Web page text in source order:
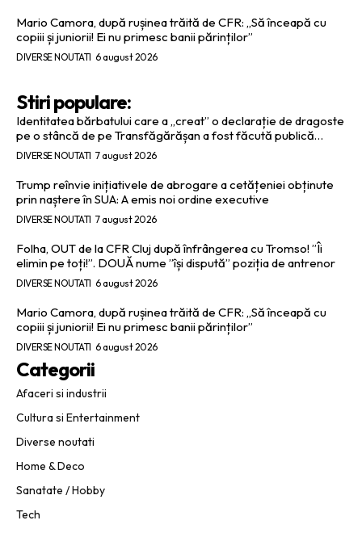
Mario Camora, după rușinea trăită de CFR: „Să înceapă cu
copiii și juniorii! Ei nu primesc banii părinților”
DIVERSE NOUTATI 6 august 2026
Stiri populare:
Identitatea bărbatului care a „creat” o declarație de dragoste
pe o stâncă de pe Transfăgărășan a fost făcută publică…
DIVERSE NOUTATI 7 august 2026
Trump reînvie inițiativele de abrogare a cetățeniei obținute
prin naștere în SUA: A emis noi ordine executive
DIVERSE NOUTATI 7 august 2026
Folha, OUT de la CFR Cluj după înfrângerea cu Tromso! ”Îi
elimin pe toți!”. DOUĂ nume ”își dispută” poziția de antrenor
DIVERSE NOUTATI 6 august 2026
Mario Camora, după rușinea trăită de CFR: „Să înceapă cu
copiii și juniorii! Ei nu primesc banii părinților”
DIVERSE NOUTATI 6 august 2026
Categorii
Afaceri si industrii
Cultura si Entertainment
Diverse noutati
Home & Deco
Sanatate / Hobby
Tech